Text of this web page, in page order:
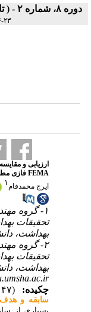
دوره ۸، شماره ۲ - ( تابستان ۱۴۰۰ )
۲۳-۱۶
FEMA فازی مطالعه موردی: نیروگاه سیکل ترکیبی
ایرج محمدفام ۱
۱- گروه
تحقیقات
بهداشت،
۲- گروه
تحقیقات
بهداشت،
چکیده:
(۷۰۴۷ مشاهده)
سابقه و